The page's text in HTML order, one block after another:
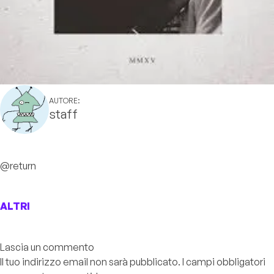
AUTORE:
staff
@return
ALTRI
Lascia un commento
Il tuo indirizzo email non sarà pubblicato. I campi obbligatori